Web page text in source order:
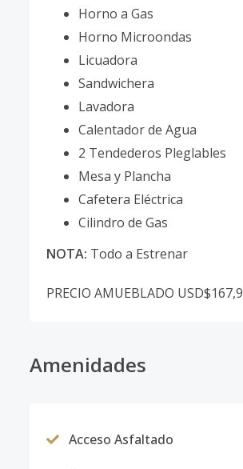
Horno a Gas
Horno Microondas
Licuadora
Sandwichera
Lavadora
Calentador de Agua
2 Tendederos Pleglables
Mesa y Plancha
Cafetera Eléctrica
Cilindro de Gas
NOTA: Todo a Estrenar
PRECIO AMUEBLADO
Amenidades
Acceso Asfaltado